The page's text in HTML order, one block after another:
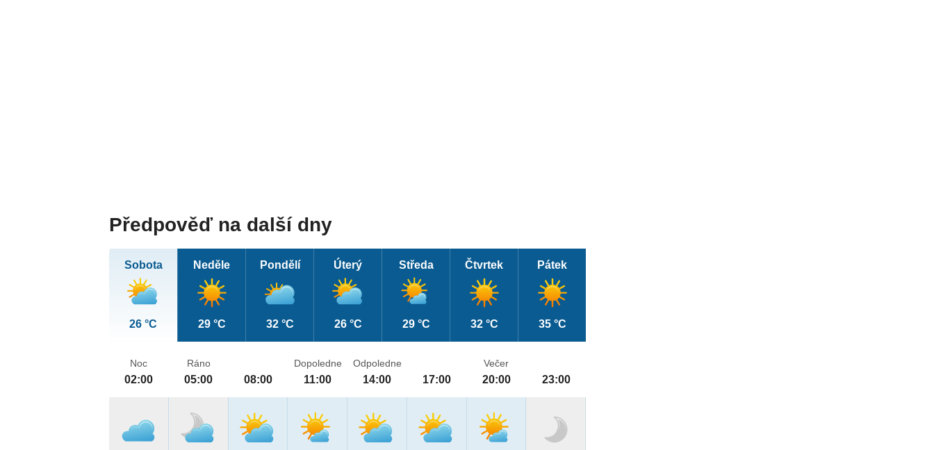
Předpověď na další dny
Sobota
26 °C
Neděle
29 °C
Pondělí
32 °C
Úterý
26 °C
Středa
29 °C
Čtvrtek
32 °C
Pátek
35 °C
Noc
02:00
Ráno
05:00 08:00
Dopoledne
11:00
Odpoledne
14:00 17:00
Večer
20:00 23:00